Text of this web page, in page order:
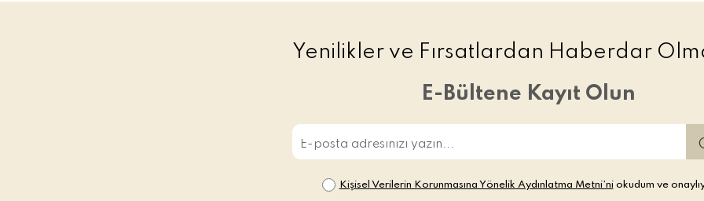
Yenilikler ve Fırsatlardan Haberdar
E-Bültene Kayıt Olun
Kişisel Verilerin Korunmasına Yönelik Aydınlatma Metni’ni okudum ve